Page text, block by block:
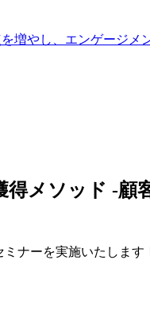
増やし、エンゲージメ
メソッド -
ナーを実施いたします